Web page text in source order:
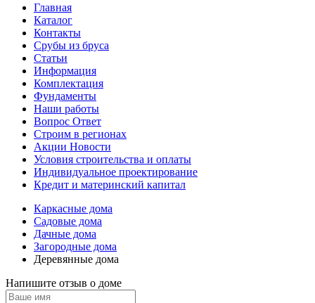
Главная
Каталог
Контакты
Срубы из бруса
Статьи
Информация
Комплектация
Фундаменты
Наши работы
Вопрос Ответ
Строим в регионах
Акции Новости
Условия строительства и оплаты
Индивидуальное проектирование
Кредит и материнский капитал
Каркасные дома
Садовые дома
Дачные дома
Загородные дома
Деревянные дома
Напишите отзыв о доме